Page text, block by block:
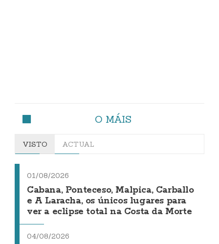
O MÁIS
VISTO ACTUAL
01/08/2026
Cabana, Ponteceso, Malpica, Carballo
e A Laracha, os únicos lugares para
ver a eclipse total na Costa da Morte
04/08/2026